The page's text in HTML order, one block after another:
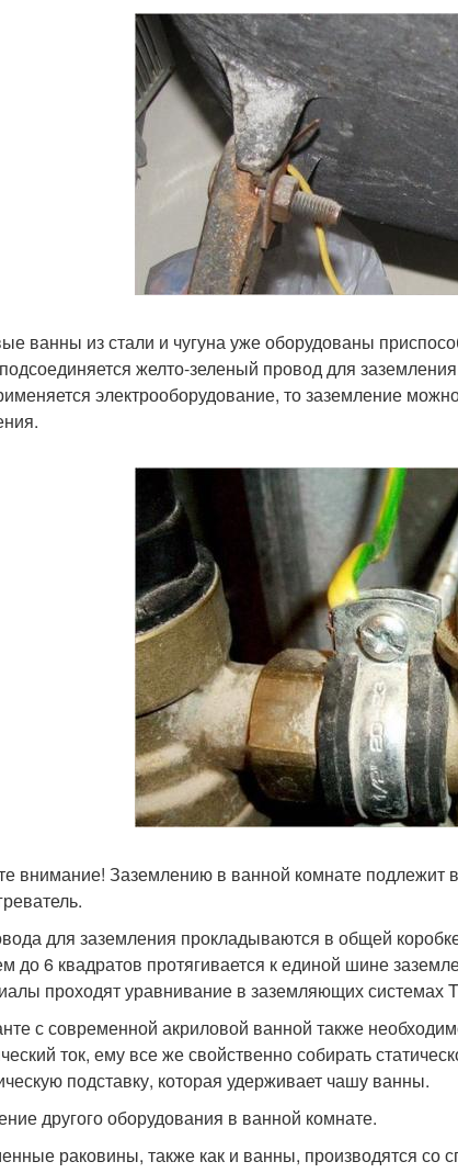
ванны из стали и чугуна уже оборудованы
желто-зеленый провод для
электрооборудование, то заземление
внимание! Заземлению в ванной комнате подлежит
для заземления прокладываются в общей
до 6 квадратов протягивается к единой шине
проходят уравнивание в заземляющих системах
с современной акриловой ванной также
ток, ему все же свойственно собирать
подставку, которая удерживает чашу ванны.
другого оборудования в ванной комнате.
раковины, также как и ванны, производятся со